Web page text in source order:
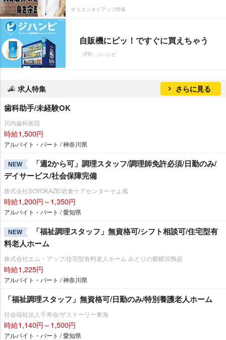
オリコンタイアップ特集
自販機にピッ！ですぐに買えちゃう
（PR）ジハンピ
求人特集 さらに見る
歯科助手/未経験OK
川内歯科医院
時給1,500円
アルバイト・パート / 神奈川県
NEW
「週2から可」調理スタッフ/調理師免許必須/日勤のみ/
デイサービス/社会保障完備
株式会社SOYOKAZE/岩倉ケアセンターそよ風
時給1,200円～1,350円
アルバイト・パート / 愛知県
NEW
「福祉調理スタッフ」無資格可/シフト相談可/住宅型有
料老人ホーム
株式会社エム・アップ/住宅型有料老人ホーム みどりの郷横浜鴨居
時給1,225円
アルバイト・パート / 神奈川県
「福祉調理スタッフ」無資格可/日勤のみ/特別養護老人ホーム
社会福祉法人千寿会/ザストーリー東海
時給1,140円～1,500円
アルバイト・パート / 愛知県